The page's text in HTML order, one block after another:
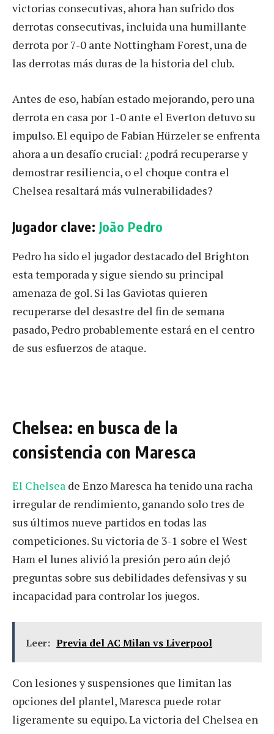
victorias consecutivas, ahora han sufrido dos
derrotas consecutivas, incluida una humillante
derrota por 7-0 ante Nottingham Forest, una de
las derrotas más duras de la historia del club.
Antes de eso, habían estado mejorando, pero una
derrota en casa por 1-0 ante el Everton detuvo su
impulso. El equipo de Fabian Hürzeler se enfrenta
ahora a un desafío crucial: ¿podrá recuperarse y
demostrar resiliencia, o el choque contra el
Chelsea resaltará más vulnerabilidades?
Jugador clave: João Pedro
Pedro ha sido el jugador destacado del Brighton
esta temporada y sigue siendo su principal
amenaza de gol. Si las Gaviotas quieren
recuperarse del desastre del fin de semana
pasado, Pedro probablemente estará en el centro
de sus esfuerzos de ataque.
Chelsea: en busca de la
consistencia con Maresca
El Chelsea de Enzo Maresca ha tenido una racha
irregular de rendimiento, ganando solo tres de
sus últimos nueve partidos en todas las
competiciones. Su victoria de 3-1 sobre el West
Ham el lunes alivió la presión pero aún dejó
preguntas sobre sus debilidades defensivas y su
incapacidad para controlar los juegos.
Leer: Previa del AC Milan vs Liverpool
Con lesiones y suspensiones que limitan las
opciones del plantel, Maresca puede rotar
ligeramente su equipo. La victoria del Chelsea en